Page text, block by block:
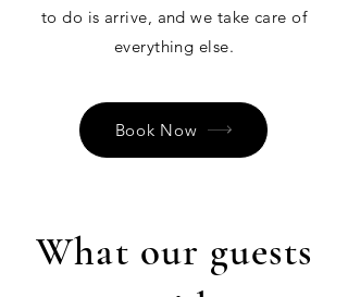
to do is arrive, and we take care of
everything else.
Book Now
What our guests